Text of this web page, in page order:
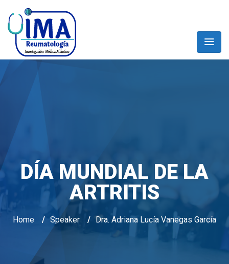
DÍA MUNDIAL DE LA
ARTRITIS
Home / Speaker / Dra. Adriana Lucía Vanegas García